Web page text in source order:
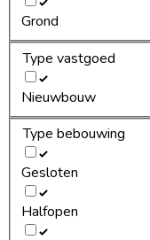
Grond
Type vastgoed
Nieuwbouw
Type bebouwing
Gesloten
Halfopen